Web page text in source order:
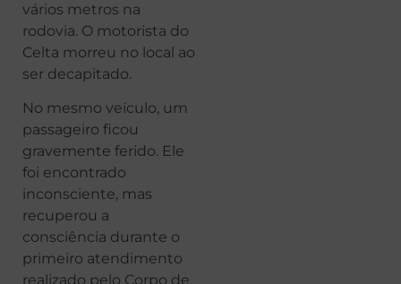
vários metros na
rodovia. O motorista do
Celta morreu no local ao
ser decapitado.
No mesmo veículo, um
passageiro ficou
gravemente ferido. Ele
foi encontrado
inconsciente, mas
recuperou a
consciência durante o
primeiro atendimento
realizado pelo Corpo de